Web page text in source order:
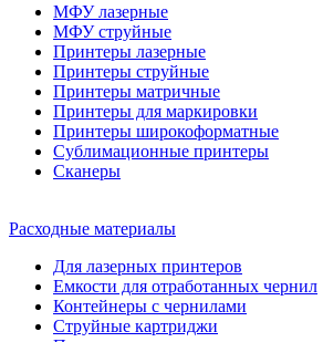
МФУ лазерные
МФУ струйные
Принтеры лазерные
Принтеры струйные
Принтеры матричные
Принтеры для маркировки
Принтеры широкоформатные
Сублимационные принтеры
Сканеры
Расходные материалы
Для лазерных принтеров
Емкости для отработанных чернил
Контейнеры с чернилами
Струйные картриджи